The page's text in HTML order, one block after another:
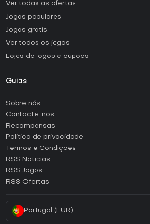
Ver todas as ofertas
Jogos populares
Jogos grátis
Ver todos os jogos
Lojas de jogos e cupões
Guias
Como ativar uma CD Key Steam?
Como ativar uma CD Key Epic Games?
Como ativar uma CD Key GOG?
Como ativar uma CD Key Ubisoft Connect?
Sobre nós
Contacte-nos
Recompensas
Política de privacidade
Termos e Condições
RSS Noticias
RSS Jogos
RSS Ofertas
Portugal (EUR)